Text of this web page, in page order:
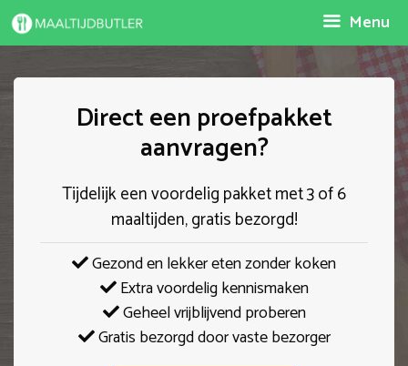
Spring
naar
Menu
Direct een proefpakket
aanvragen?
Tijdelijk een voordelig pakket met 3 of 6
maaltijden, gratis bezorgd!
Gezond en lekker eten zonder koken
Extra voordelig kennismaken
Geheel vrijblijvend proberen
Gratis bezorgd door vaste bezorger